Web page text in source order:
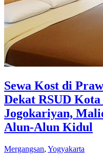
Sewa Kost di
Dekat RSUD
Jogokariyan,
Alun-Alun Kidul
Mergangsan, Yogyakarta